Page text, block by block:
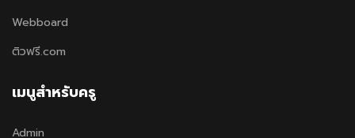
Webboard
ติวฟรี.com
เมนูสำหรับครู
Admin